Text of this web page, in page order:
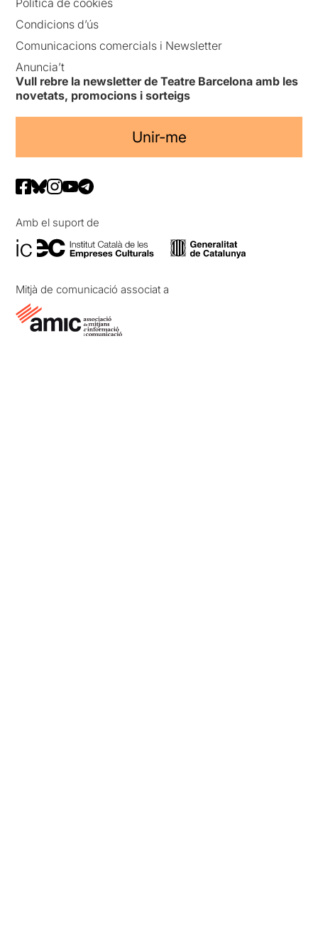
Condicions d’ús
Comunicacions comercials i Newsletter
Anuncia’t
Vull rebre la newsletter de Teatre Barcelona amb les
novetats, promocions i sorteigs
Unir-me
Amb el suport de
Mitjà de comunicació associat a